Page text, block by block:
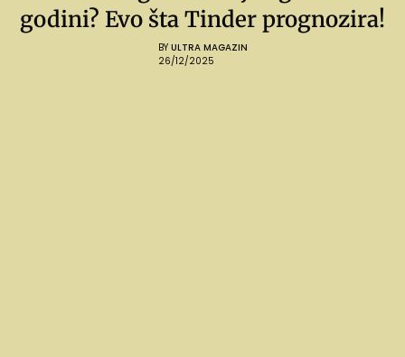
godini? Evo šta Tinder prognozira!
BY ULTRA MAGAZIN
26/12/2025